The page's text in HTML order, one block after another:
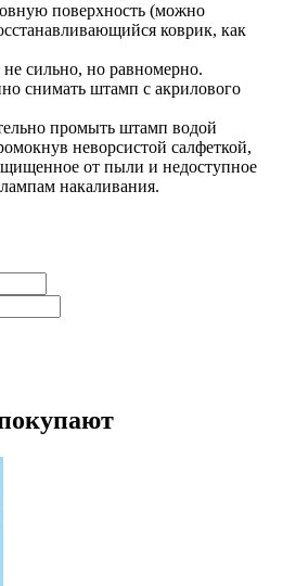
поверхность (можно
коврик, как
сильно, но равномерно.
снимать штамп с акрилового
промыть штамп водой
неворсистой салфеткой,
от пыли и недоступное
накаливания.